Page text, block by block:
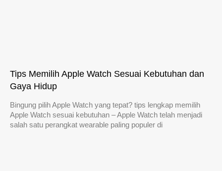
Tips Memilih Apple Watch Sesuai Kebutuhan dan
Gaya Hidup
Bingung pilih Apple Watch yang tepat? tips lengkap memilih
Apple Watch sesuai kebutuhan – Apple Watch telah menjadi
salah satu perangkat wearable paling populer di